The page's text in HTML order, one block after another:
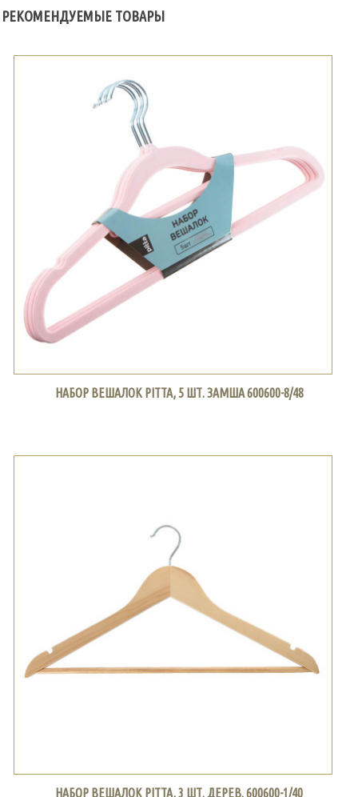
РЕКОМЕНДУЕМЫЕ ТОВАРЫ
НАБОР ВЕШАЛОК PITTA, 5 ШТ. ЗАМША 600600-8/48
НАБОР ВЕШАЛОК PITTA, 3 ШТ. ДЕРЕВ. 600600-1/40